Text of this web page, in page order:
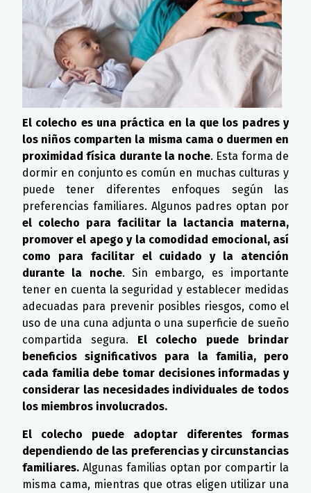
El colecho es una práctica en la que los padres y
los niños comparten la misma cama o duermen en
proximidad física durante la noche. Esta forma de
dormir en conjunto es común en muchas culturas y
puede tener diferentes enfoques según las
preferencias familiares. Algunos padres optan por
el colecho para facilitar la lactancia materna,
promover el apego y la comodidad emocional, así
como para facilitar el cuidado y la atención
durante la noche. Sin embargo, es importante
tener en cuenta la seguridad y establecer medidas
adecuadas para prevenir posibles riesgos, como el
uso de una cuna adjunta o una superficie de sueño
compartida segura. El colecho puede brindar
beneficios significativos para la familia, pero
cada familia debe tomar decisiones informadas y
considerar las necesidades individuales de todos
los miembros involucrados.
El colecho puede adoptar diferentes formas
dependiendo de las preferencias y circunstancias
familiares. Algunas familias optan por compartir la
misma cama, mientras que otras eligen utilizar una